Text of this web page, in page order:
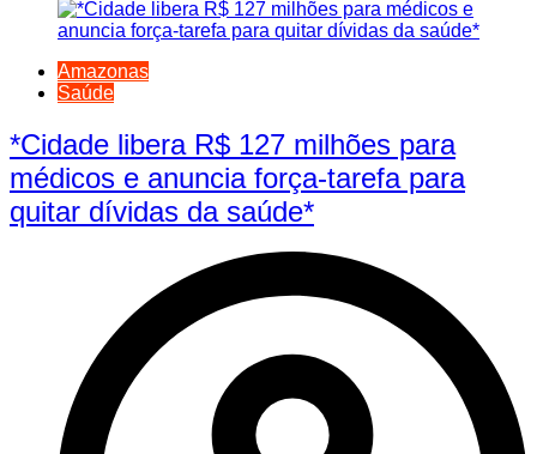
Amazonas
Saúde
*Cidade libera R$ 127 milhões para
médicos e anuncia força-tarefa para
quitar dívidas da saúde*